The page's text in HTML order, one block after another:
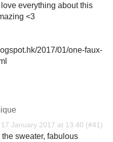
everything about this
<3
2017/01/one-faux-
17 January 2017 at 13:40
sweater, fabulous